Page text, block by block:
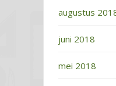
augustus
juni 2018
mei 2018